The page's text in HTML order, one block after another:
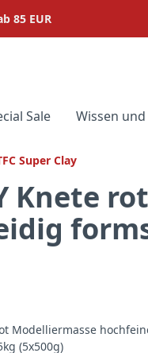
85 EUR
Sale Wissen
Super Clay
Knete